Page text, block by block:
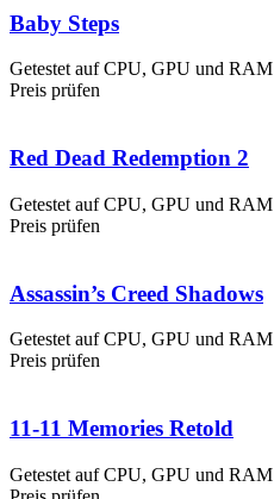
Baby Steps
Getestet auf CPU, GPU und RAM
Preis prüfen
Red Dead Redemption 2
Getestet auf CPU, GPU und RAM
Preis prüfen
Assassin’s Creed Shadows
Getestet auf CPU, GPU und RAM
Preis prüfen
11-11 Memories Retold
Getestet auf CPU, GPU und RAM